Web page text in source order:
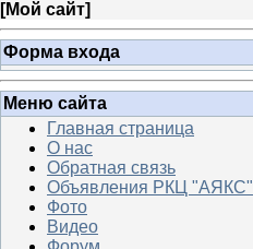
[Мой сайт]
Форма входа
Меню сайта
Главная страница
О нас
Обратная связь
Объявления РКЦ "АЯКС"
Фото
Видео